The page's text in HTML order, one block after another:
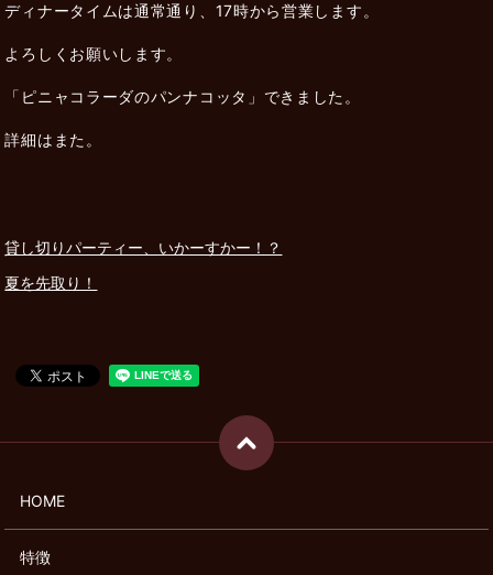
ディナータイムは通常通り、17時から営業します。
よろしくお願いします。
「ピニャコラーダのパンナコッタ」できました。
詳細はまた。
貸し切りパーティー、いかーすかー！？
夏を先取り！
HOME
特徴